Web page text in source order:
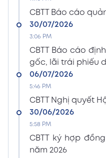
CBTT Báo cáo
30/07/2026
3:06 PM
CBTT Báo cáo
gốc, lãi trái phiếu
06/07/2026
5:46 PM
CBTT Nghị quyết
30/06/2026
5:58 PM
CBTT ký hợp
năm 2026